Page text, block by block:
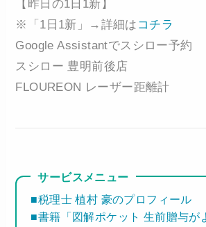
【昨日の1日1新】
※「1日1新」→詳細は コチラ
Google Assistantでスシロー予約
スシロー 豊明前後店
FLOUREON レーザー距離計
サービスメニュー
■税理士 植村 豪のプロフィール
■書籍「図解ポケット 生前贈与が